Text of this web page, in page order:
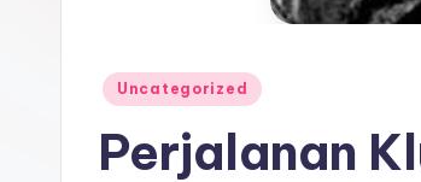
Posted
Uncategorized
Perjalanan